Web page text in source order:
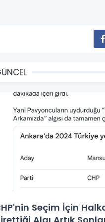
Seçim İçin